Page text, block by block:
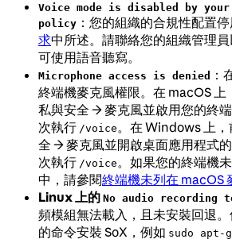
Voice mode is disabled by
policy ：您的組織的合規性配置
求中所述。請聯絡您的組織管理
可使用語音聽寫。
Microphone access is denied
：
終端機麥克風權限。在 macOS
私與安全 → 麥克風並啟用您的終
次執行 /voice 。在 Windows 上
全 → 麥克風並開啟桌面應用程式
次執行 /voice 。如果您的終端機
中，請參閱終端機未列在 macOS
Linux 上的 No audio recording
頻模組無法載入，且未安裝回退
的命令安裝 SoX，例如 sudo